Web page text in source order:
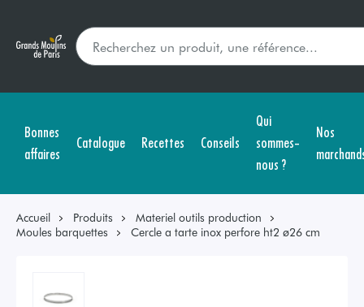
Bonnes
affaires
Catalogue Recettes Conseils
Qui
sommes-
nous ?
Nos
Accueil Produits
Materiel outils production
Moules barquettes
Cercle a tarte inox perfore ht2 ø26 cm